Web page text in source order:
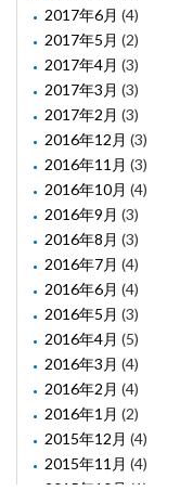
2017年6月 (4)
2017年5月 (2)
2017年4月 (3)
2017年3月 (3)
2017年2月 (3)
2016年12月 (3)
2016年11月 (3)
2016年10月 (4)
2016年9月 (3)
2016年8月 (3)
2016年7月 (4)
2016年6月 (4)
2016年5月 (3)
2016年4月 (5)
2016年3月 (4)
2016年2月 (4)
2016年1月 (2)
2015年12月 (4)
2015年11月 (4)
2015年10月 (1)